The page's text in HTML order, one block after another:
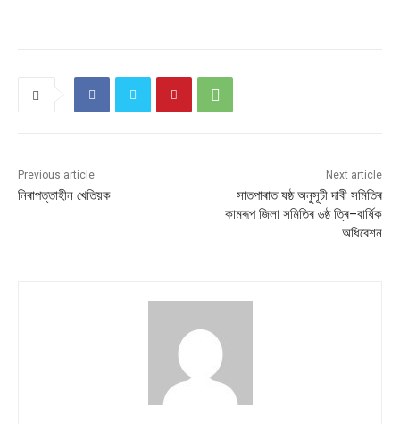
Previous article
নিৰাপত্তাহীন খেতিয়ক
Next article
সাতপাৰাত ষষ্ঠ অনুসূচী দাবী সমিতিৰ
কামৰূপ জিলা সমিতিৰ ৬ষ্ঠ ত্ৰি–বাৰ্ষিক
অধিবেশন